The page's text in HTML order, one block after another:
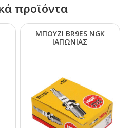
προϊόντα
ΜΠΟΥΖΙ ΒR9ΕS ΝGΚ
ΙΑΠΩΝΙΑΣ